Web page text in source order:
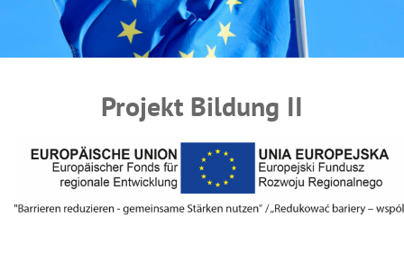
Projekt Bildung II